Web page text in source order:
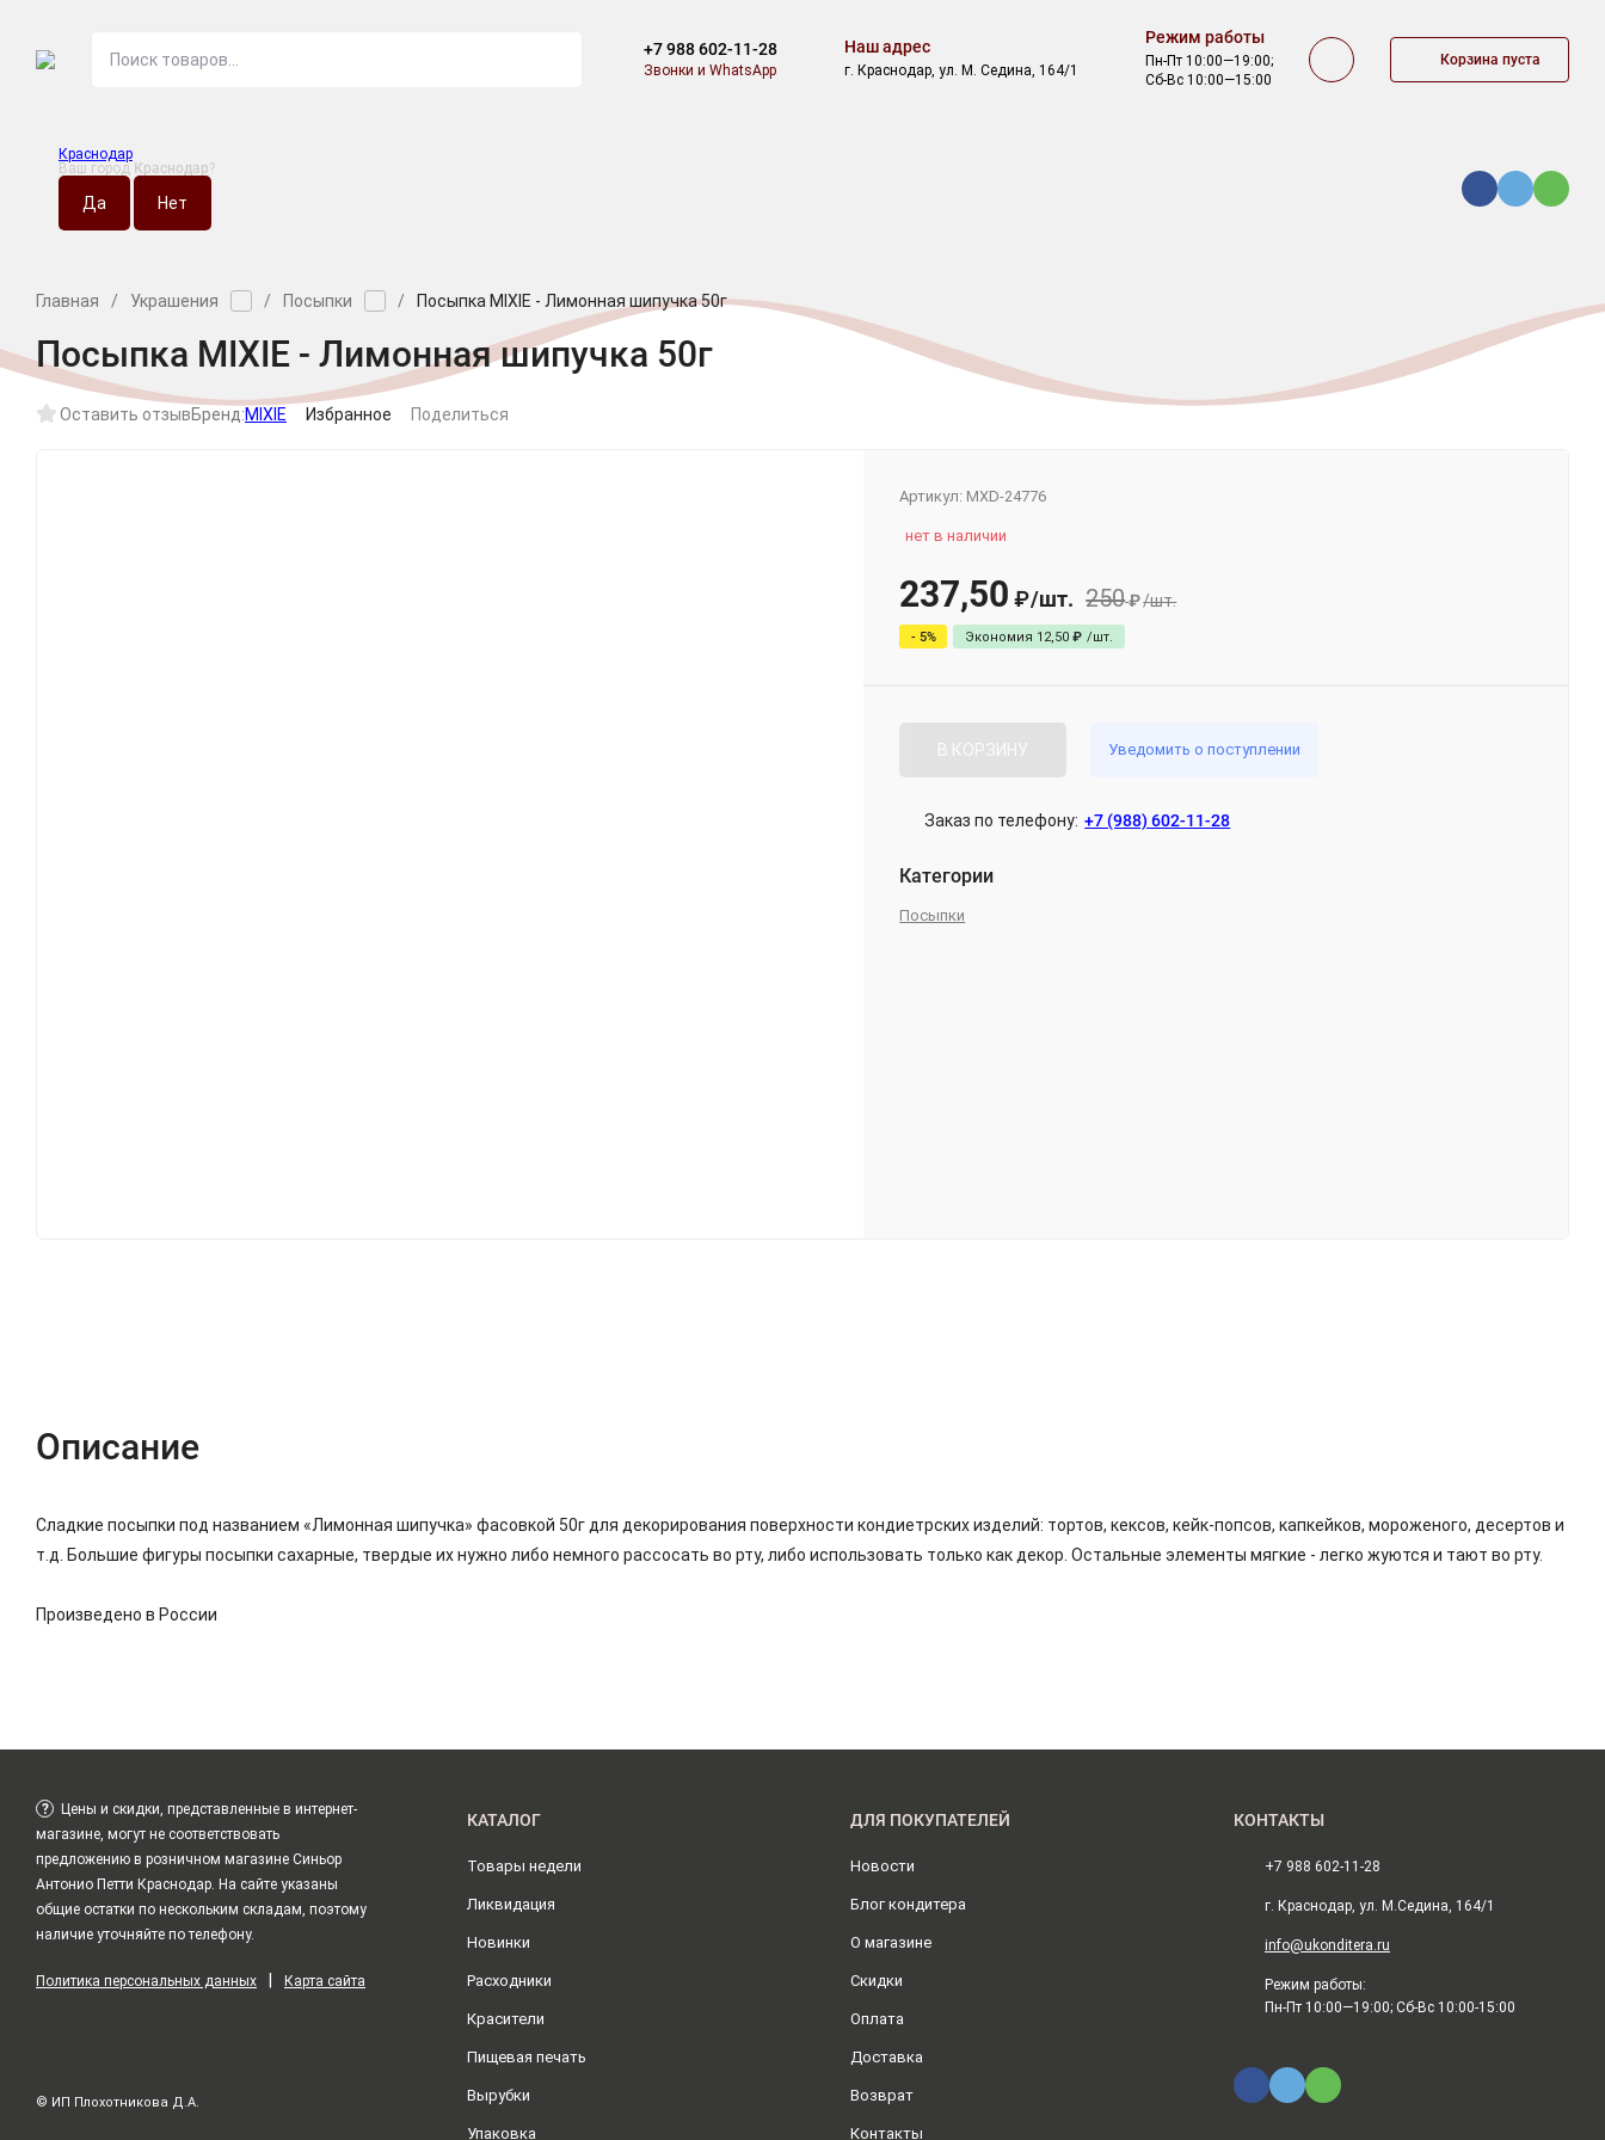
+7 988 602-11-28
Звонки и WhatsApp
Наш адрес
г. Краснодар, ул. М. Седина, 164/1
Режим работы
Пн-Пт 10:00—19:00;
Сб-Вс 10:00—15:00
Корзина пуста
Краснодар
Ваш город Краснодар?
Главная / Украшения / Посыпки / Посыпка MIXIE - Лимонная шипучка 50г
Посыпка MIXIE - Лимонная шипучка 50г
Оставить отзывБренд:MIXIE Избранное Поделиться
Артикул: MXD-24776
нет в наличии
237,50 ₽/шт. 250₽/шт.
- 5% Экономия 12,50 ₽ /шт.
В КОРЗИНУ Уведомить о поступлении
Заказ по телефону: +7 (988) 602-11-28
Категории
Посыпки
Описание
Сладкие посыпки под названием «Лимонная шипучка» фасовкой 50г для декорирования поверхности кондиетрских изделий: тортов, кексов, кейк-попсов, капкейков, мороженого, десертов и
т.д. Большие фигуры посыпки сахарные, твердые их нужно либо немного рассосать во рту, либо использовать только как декор. Остальные элементы мягкие - легко жуются и тают во рту.
Произведено в России
?
Цены и скидки, представленные в интернет-
магазине, могут не соответствовать
предложению в розничном магазине Синьор
Антонио Петти Краснодар. На сайте указаны
общие остатки по нескольким складам, поэтому
наличие уточняйте по телефону.
Политика персональных данных Карта сайта
© ИП Плохотникова Д.А.
КАТАЛОГ
Товары недели
Ликвидация
Новинки
Расходники
Красители
Пищевая печать
Вырубки
Упаковка
ДЛЯ ПОКУПАТЕЛЕЙ
Новости
Блог кондитера
О магазине
Скидки
Оплата
Доставка
Возврат
Контакты
КОНТАКТЫ
+7 988 602-11-28
г. Краснодар, ул. М.Седина, 164/1
info@ukonditera.ru
Режим работы:
Пн-Пт 10:00—19:00; Сб-Вс 10:00-15:00